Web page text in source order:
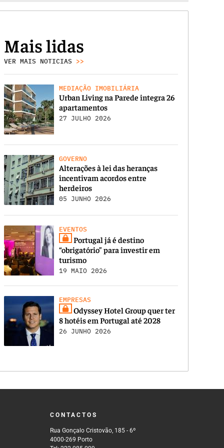
Mais lidas
VER MAIS NOTICIAS >>
MEDIAÇÃO IMOBILIÁRIA
Urban Living na Parede integra 26
apartamentos
27 JULHO 2026
GOVERNO
Alterações à lei das heranças
incentivam acordos entre
herdeiros
05 JUNHO 2026
EVENTOS
Portugal já é destino
“obrigatório” para investir em
turismo
19 MAIO 2026
EMPRESAS
Odyssey Hotel Group quer ter
8 hotéis em Portugal até 2028
26 JUNHO 2026
CONTACTOS
Rua Gonçalo Cristovão, 185 - 6º
4000-269 Porto